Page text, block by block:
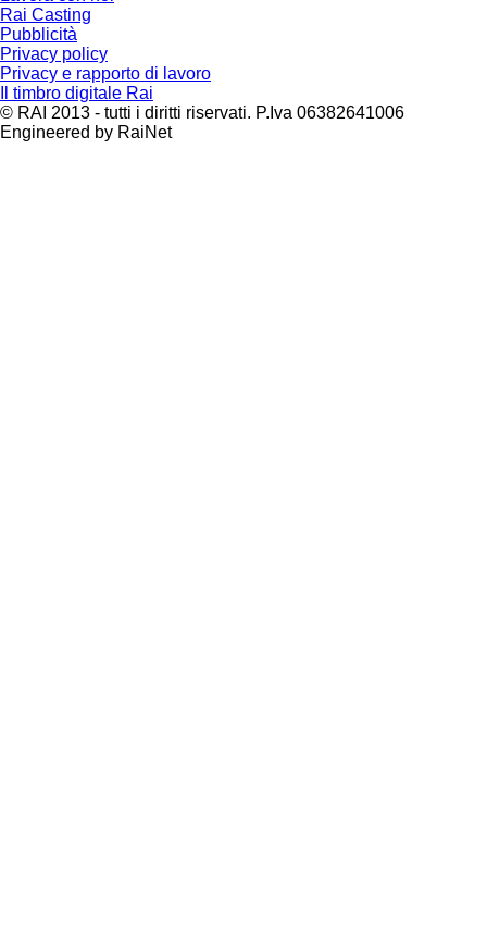
Rai Casting
Pubblicità
Privacy policy
Privacy e rapporto di lavoro
Il timbro digitale Rai
© RAI 2013 - tutti i diritti riservati. P.Iva 06382641006
Engineered by RaiNet